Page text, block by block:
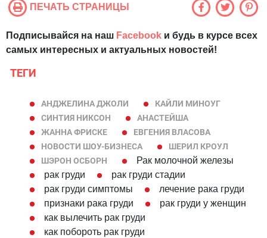
ПЕЧАТЬ СТРАНИЦЫ
Подписывайся на наш Facebook и будь в курсе всех
самых интересных и актуальных новостей!
ТЕГИ
АНДЖЕЛИНА ДЖОЛИ
КАЙЛИ МИНОУГ
СИНТИЯ НИКСОН
АНАСТЕЙША
ЖАННА ФРИСКЕ
ЕВГЕНИЯ ВЛАСОВА
НОВОСТИ ШОУ-БИЗНЕСА
ШЕРИЛ КРОУЛ
ШЭРОН ОСБОРН
Рак молочной железы
рак груди
рак груди стадии
рак груди симптомы
лечение рака груди
признаки рака груди
рак груди у женщин
как вылечить рак груди
как побороть рак груди